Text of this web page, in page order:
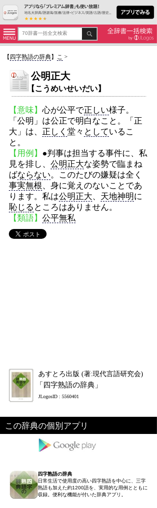
【 四字熟語の辞典】 こ >
公明正大
【こうめいせいだい】
【意味】心が公平で正しい様子。
「公明」は公正で明白なこと。「正
大」は、 正しく 堂々 としているこ
と。
【用例】 ●判事は担当する事件に、私
見を排し、 公明正大な姿勢で臨まね
ばならない。このたびの嫌疑は全く
事実無根、身に覚えのないことであ
ります。私は公明正大、 天地神明に
恥じる ところはありません。
【類語】 公平無私
あすとろ出版 (著:現代言語研究会)
「四字熟語の辞典」
JLogosID : 5560401
この辞典の個別アプリ
四字熟語の辞典
日常生活で使用度の高い四字熟語を中心に、三字
熟語も加えた約1200語を、実用的な用例とともに
収録。便利な機能が付いた辞典アプリ。